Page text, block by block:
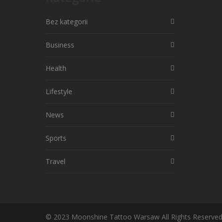
Bez kategorii
Business
Health
Lifestyle
News
Sports
Travel
© 2023 Moonshine Tattoo Warsaw All Rights